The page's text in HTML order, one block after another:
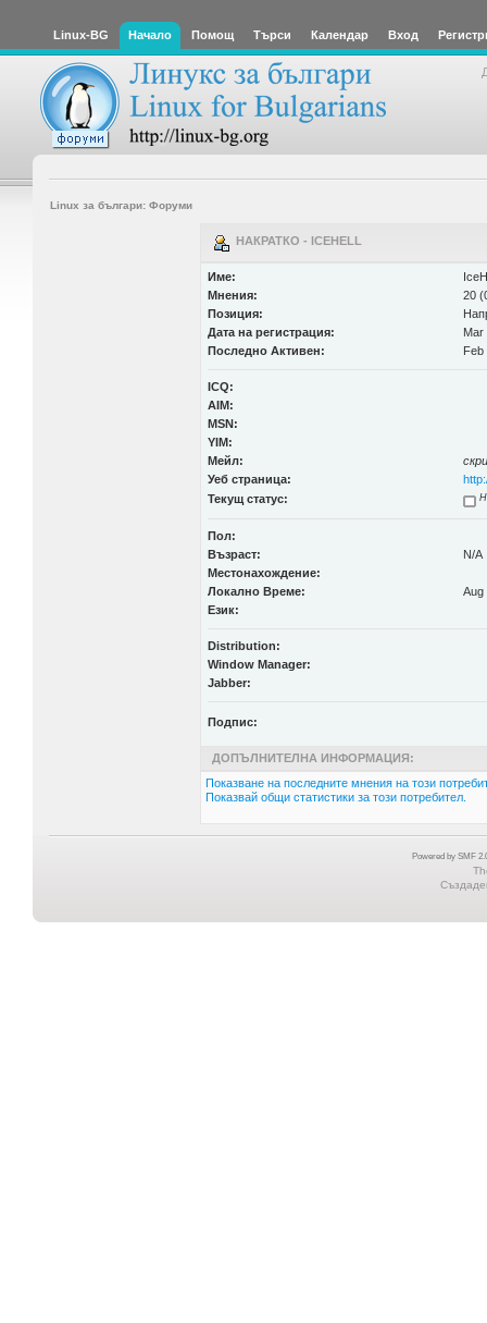
Linux-BG Начало Помощ Търси Календар Вход
Linux за българи: Форуми
НАКРАТКО - ICEHELL
Име:
Мнения:
20
Позиция:
Дата на регистрация:
Mar
Последно Активен:
Feb
ICQ:
AIM:
MSN:
YIM:
Мейл:
Уеб страница:
Текущ статус:
Пол:
Възраст:
N/A
Местонахождение:
Локално Време:
Aug
Език:
Distribution:
Window Manager:
Jabber:
Подпис:
ДОПЪЛНИТЕЛНА ИНФОРМАЦИЯ:
Показване на последните мнения на този
Показвай общи статистики за този потребител.
Powered by SMF